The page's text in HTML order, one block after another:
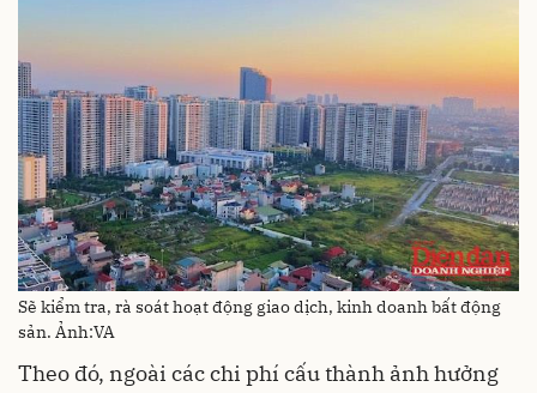
Sẽ kiểm tra, rà soát hoạt động giao dịch, kinh doanh bất động
sản. Ảnh:VA
Theo đó, ngoài các chi phí cấu thành ảnh hưởng